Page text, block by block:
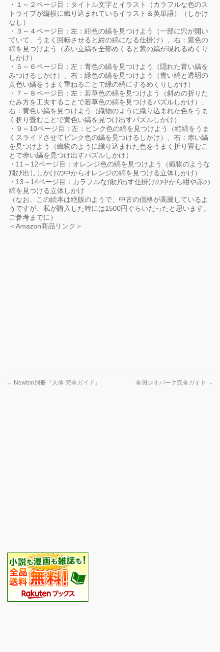
・１～２ページ目：タイトル文字とイラスト（カラフルな色のス
トライプが縦横に織り込まれているイラスト＆英単語）（しかけ
なし）
・３～４ページ目：左：紺色の縞を見つけよう（一部に穴が開い
ていて、うまく回転させると紺の縞になる仕掛け）、右：紫色の
縞を見つけよう（赤い立縞を全部めくると紫の縞が現れるめくり
しかけ）
・５～６ページ目：左：青色の縞を見つけよう（隠れた青い縞を
みつけるしかけ）、右：緑色の縞を見つけよう（青い縞と透明の
黄色い縞をうまく重ねることで緑の縞にするめくりしかけ）
・７～８ページ目：左：若草色の縞を見つけよう（斜めの折りた
たみ方を工夫することで若草色の縞を見つけるパズルしかけ）、
右：黄色い縞を見つけよう（織物のように織り込まれた色をうま
く折り畳むことで黄色い縞を見つけ出すパズルしかけ）
・９～10ページ目：左：ピンク色の縞を見つけよう（縦縞をうま
くスライドさせてピンク色の縞を見つけるしかけ）、右：赤い縞
を見つけよう（織物のように織り込まれた色をうまく折り畳むこ
とで赤い縞を見つけ出すパズルしかけ）
・11～12ページ目：オレンジ色の縞を見つけよう（織物のような
飛び出ししかけの中からオレンジの縞を見つける立体しかけ）
・13～14ページ目：カラフルな飛び出す仕掛けの中から紺や赤の
縞を見つける立体しかけ
（なお、この絵本は絶版のようで、中古の価格が高騰しているよ
うですが、私が購入した時には1500円ぐらいだったと思います。
ご参考までに）
＜Amazon商品リンク＞
← Newton別冊『人体 完全ガイド』 全国ジオパーク完全ガイド →